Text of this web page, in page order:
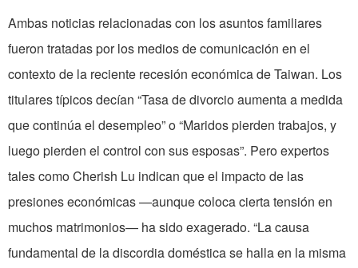
Ambas noticias relacionadas con los asuntos familiares
fueron tratadas por los medios de comunicación en el
contexto de la reciente recesión económica de Taiwan. Los
titulares típicos decían “Tasa de divorcio aumenta a medida
que continúa el desempleo” o “Maridos pierden trabajos, y
luego pierden el control con sus esposas”. Pero expertos
tales como Cherish Lu indican que el impacto de las
presiones económicas —aunque coloca cierta tensión en
muchos matrimonios— ha sido exagerado. “La causa
fundamental de la discordia doméstica se halla en la misma